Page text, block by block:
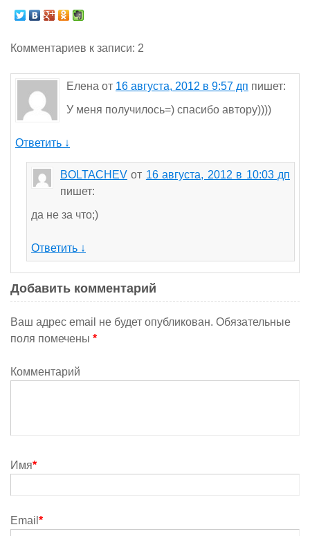
Комментариев к записи: 2
Елена от 16 августа, 2012 в 9:57 дп пишет:
У меня получилось=) спасибо автору))))
Ответить ↓
BOLTACHEV от 16 августа, 2012 в 10:03 дп
пишет:
да не за что;)
Ответить ↓
Добавить комментарий
Ваш адрес email не будет опубликован. Обязательные
поля помечены *
Комментарий
Имя*
Email *